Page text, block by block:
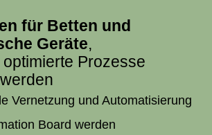
für Betten und
Geräte,
Prozesse
Vernetzung und Automatisierung
Board werden